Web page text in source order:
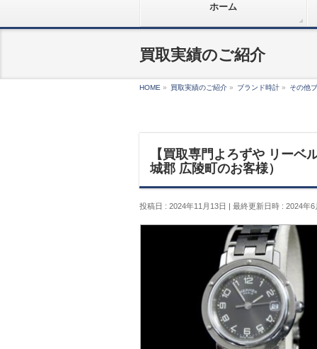
ホーム
買取実績のご紹介
HOME » 買取実績のご紹介 » ブランド時計 » その他
【買取専門よろずや リーベ
城郡 広陵町のお客様）
投稿日 : 2024年11月13日 最終更新日時 : 2024年6